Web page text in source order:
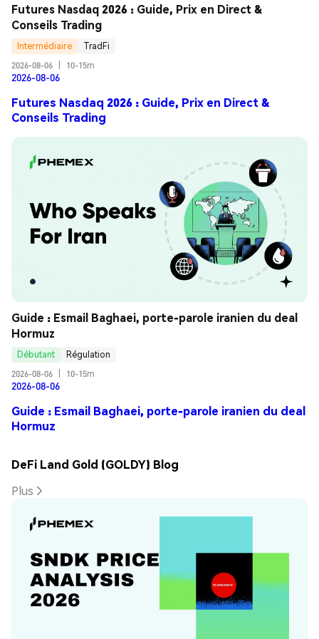
Futures Nasdaq 2026 : Guide, Prix en Direct &
Conseils Trading
Intermédiaire
TradFi
2026-08-06
10-15m
2026-08-06
Futures Nasdaq 2026 : Guide, Prix en Direct &
Conseils Trading
Guide : Esmail Baghaei, porte-parole iranien du deal
Hormuz
Débutant
Régulation
2026-08-06
10-15m
2026-08-06
Guide : Esmail Baghaei, porte-parole iranien du deal
Hormuz
DeFi Land Gold (GOLDY) Blog
Plus